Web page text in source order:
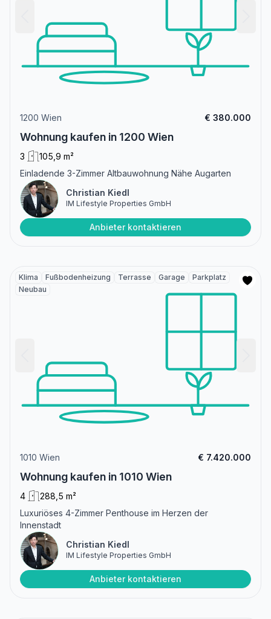
1200 Wien € 380.000
Wohnung kaufen in 1200 Wien
3
105,9 m²
Einladende 3-Zimmer Altbauwohnung Nähe Augarten
Christian Kiedl
IM Lifestyle Properties GmbH
Anbieter kontaktieren
Klima Fußbodenheizung Terrasse Garage
Parkplatz
Neubau
1010 Wien € 7.420.000
Wohnung kaufen in 1010 Wien
4
288,5 m²
Luxuriöses 4-Zimmer Penthouse im Herzen der
Innenstadt
Christian Kiedl
IM Lifestyle Properties GmbH
Anbieter kontaktieren